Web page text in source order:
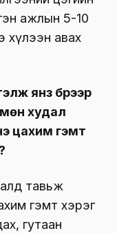
ажлын 5-10
хүлээн авах
янз бүрээр
худал
цахим гэмт
тавьж
гэмт хэрэг
гутаан